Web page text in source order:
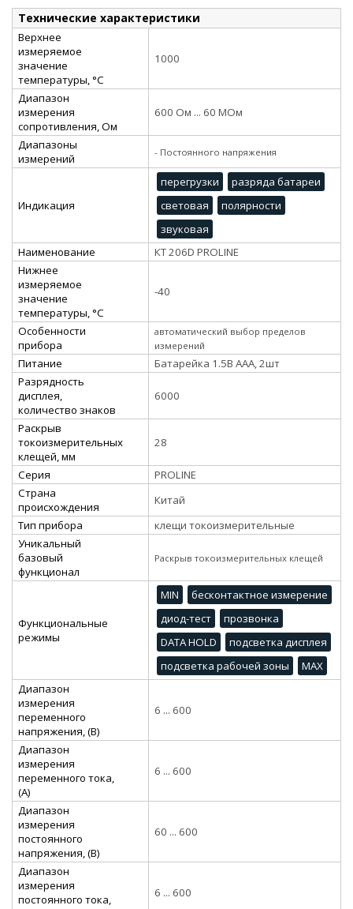
Технические характеристики
Верхнее
измеряемое
значение
температуры, °С
1000
Диапазон
измерения
сопротивления, Ом
600 Ом ... 60 МОм
Диапазоны
измерений
- Постоянного напряжения
Индикация
перегрузки
разряда батареи
световая
полярности
звуковая
Наименование
КТ 206D PROLINE
Нижнее
измеряемое
значение
температуры, °С
-40
Особенности
прибора
автоматический выбор пределов
измерений
Питание
Батарейка 1.5В ААА, 2шт
Разрядность
дисплея,
количество знаков
6000
Раскрыв
токоизмерительных
клещей, мм
28
Серия
PROLINE
Страна
происхождения
Китай
Тип прибора
клещи токоизмерительные
Уникальный
базовый
функционал
Раскрыв токоизмерительных клещей
Функциональные
режимы
MIN
бесконтактное измерение
диод-тест
прозвонка
DATA HOLD
подсветка дисплея
подсветка рабочей зоны
MAX
Диапазон
измерения
переменного
напряжения, (В)
6 ... 600
Диапазон
измерения
переменного тока,
(А)
6 ... 600
Диапазон
измерения
постоянного
напряжения, (В)
60 ... 600
Диапазон
измерения
постоянного тока,
6 ... 600